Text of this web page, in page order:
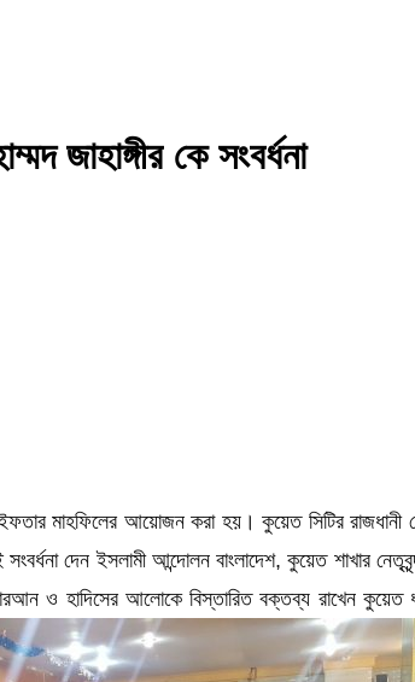
জাহাঙ্গীর কে সংবর্ধনা
মাহফিলের আয়োজন করা হয়। কুয়েত সিটির
দেন ইসলামী আন্দোলন বাংলাদেশ, কুয়েত শাখার
ও হাদিসের আলোকে বিস্তারিত বক্তব্য রাখেন কুয়েত